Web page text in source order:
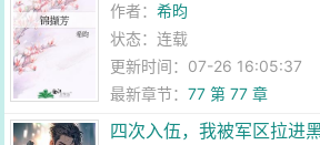
作者：希昀
状态：连载
更新时间：07-26 16:05:37
最新章节：77 第 77 章
四次入伍，我被军区拉进黑